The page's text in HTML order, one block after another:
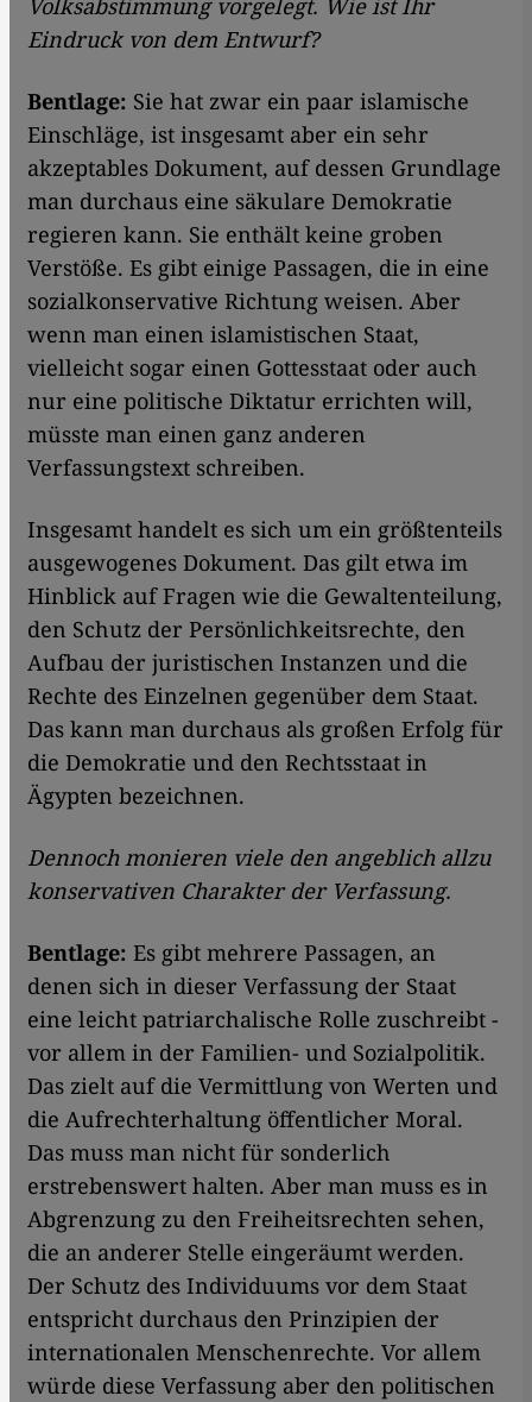
Volksabstimmung vorgelegt. Wie ist Ihr
Eindruck von dem Entwurf?
Bentlage: Sie hat zwar ein paar islamische
Einschläge, ist insgesamt aber ein sehr
akzeptables Dokument, auf dessen Grundlage
man durchaus eine säkulare Demokratie
regieren kann. Sie enthält keine groben
Verstöße. Es gibt einige Passagen, die in eine
sozialkonservative Richtung weisen. Aber
wenn man einen islamistischen Staat,
vielleicht sogar einen Gottesstaat oder auch
nur eine politische Diktatur errichten will,
müsste man einen ganz anderen
Verfassungstext schreiben.
Insgesamt handelt es sich um ein größtenteils
ausgewogenes Dokument. Das gilt etwa im
Hinblick auf Fragen wie die Gewaltenteilung,
den Schutz der Persönlichkeitsrechte, den
Aufbau der juristischen Instanzen und die
Rechte des Einzelnen gegenüber dem Staat.
Das kann man durchaus als großen Erfolg für
die Demokratie und den Rechtsstaat in
Ägypten bezeichnen.
Dennoch monieren viele den angeblich allzu
konservativen Charakter der Verfassung.
Bentlage: Es gibt mehrere Passagen, an
denen sich in dieser Verfassung der Staat
eine leicht patriarchalische Rolle zuschreibt -
vor allem in der Familien- und Sozialpolitik.
Das zielt auf die Vermittlung von Werten und
die Aufrechterhaltung öffentlicher Moral.
Das muss man nicht für sonderlich
erstrebenswert halten. Aber man muss es in
Abgrenzung zu den Freiheitsrechten sehen,
die an anderer Stelle eingeräumt werden.
Der Schutz des Individuums vor dem Staat
entspricht durchaus den Prinzipien der
internationalen Menschenrechte. Vor allem
würde diese Verfassung aber den politischen